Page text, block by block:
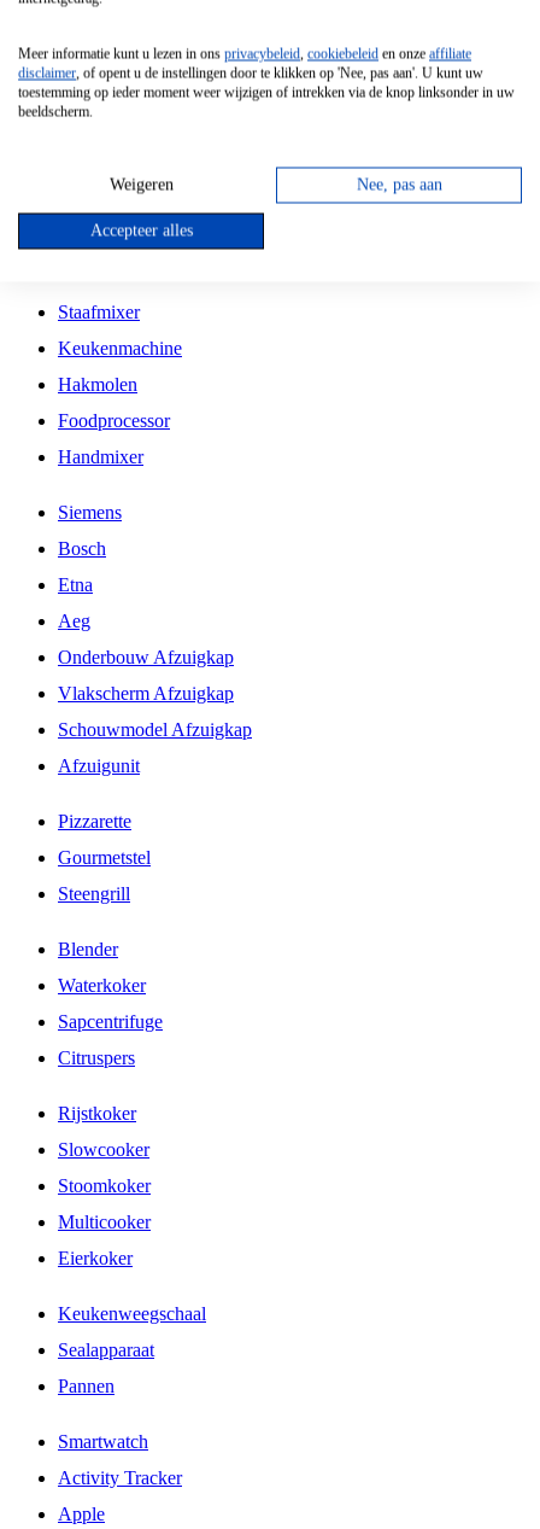
Vrijstaande Magnetron
Vrijstaande Kookplaat
Inbouw Gaskookplaat
Inbouw Keramische Kookplaat
Kookplaat Accessoires
Staafmixer
Keukenmachine
Hakmolen
Foodprocessor
Handmixer
Siemens
Bosch
Etna
Aeg
Onderbouw Afzuigkap
Vlakscherm Afzuigkap
Schouwmodel Afzuigkap
Afzuigunit
Pizzarette
Gourmetstel
Steengrill
Blender
Waterkoker
Sapcentrifuge
Citruspers
Rijstkoker
Slowcooker
Stoomkoker
Multicooker
Eierkoker
Keukenweegschaal
Sealapparaat
Pannen
Smartwatch
Activity Tracker
Apple
Meer informatie kunt u lezen in ons privacybeleid, cookiebeleid en onze affiliate
disclaimer, of opent u de instellingen door te klikken op 'Nee, pas aan'. U kunt uw
toestemming op ieder moment weer wijzigen of intrekken via de knop linksonder in uw
beeldscherm.
Weigeren Nee, pas aan
Accepteer alles